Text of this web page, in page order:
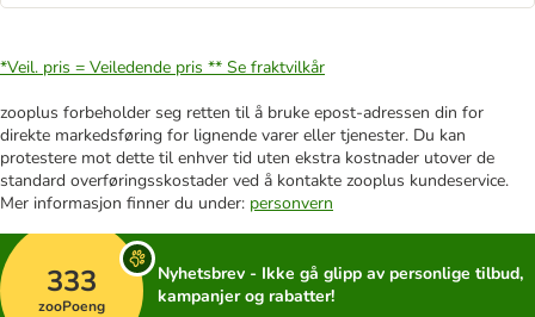
*Veil. pris = Veiledende pris ** Se fraktvilkår
zooplus forbeholder seg retten til å bruke epost-adressen din for
direkte markedsføring for lignende varer eller tjenester. Du kan
protestere mot dette til enhver tid uten ekstra kostnader utover de
standard overføringsskostader ved å kontakte zooplus kundeservice.
Mer informasjon finner du under: personvern
333
zooPoeng
Nyhetsbrev - Ikke gå glipp av personlige tilbud,
kampanjer og rabatter!